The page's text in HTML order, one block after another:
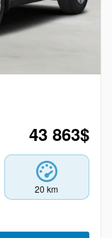
43 863$
20 km